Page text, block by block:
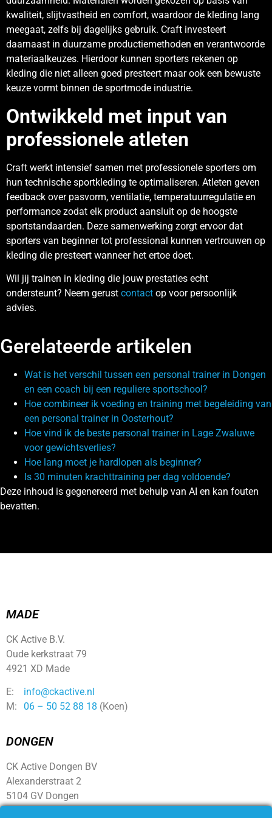
kwaliteit, slijtvastheid en comfort, waardoor de kleding lang
meegaat, zelfs bij dagelijks gebruik. Craft investeert
daarnaast in duurzame productiemethoden en verantwoorde
materiaalkeuzes. Hierdoor kunnen sporters rekenen op
kleding die niet alleen goed presteert maar ook een bewuste
keuze vormt binnen de sportmode industrie.
Ontwikkeld met input van
professionele atleten
Craft werkt intensief samen met professionele sporters om
hun technische sportkleding te optimaliseren. Atleten geven
feedback over pasvorm, ventilatie, temperatuurregulatie en
performance zodat elk product aansluit op de hoogste
sportstandaarden. Deze samenwerking zorgt ervoor dat
sporters van beginner tot professional kunnen vertrouwen op
kleding die presteert wanneer het ertoe doet.
Wil jij trainen in kleding die jouw prestaties echt
ondersteunt? Neem gerust contact op voor persoonlijk
advies.
Gerelateerde artikelen
Wat is het verschil tussen een personal trainer in Dongen
en een coach bij een reguliere sportschool?
Hoe combineer ik voeding en training met begeleiding van
een personal trainer in Oosterhout?
Hoe vind ik de beste personal trainer in Lage Zwaluwe
voor gewichtsverlies?
Hoe lang moet je hardlopen als beginner?
Is 30 minuten krachttraining per dag voldoende?
Deze inhoud is gegenereerd met behulp van AI en kan fouten
bevatten.
MADE
CK Active B.V.
Oude kerkstraat 79
4921 XD Made
E:
info@ckactive.nl
M:
06 – 50 52 88 18 (Koen)
DONGEN
CK Active Dongen BV
Alexanderstraat 2
5104 GV Dongen